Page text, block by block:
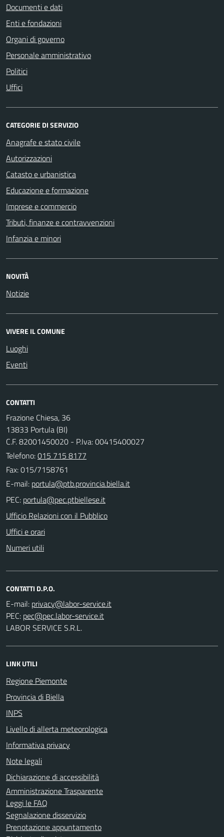
Documenti e dati
Enti e fondazioni
Organi di governo
Personale amministrativo
Politici
Uffici
CATEGORIE DI SERVIZIO
Anagrafe e stato civile
Autorizzazioni
Catasto e urbanistica
Educazione e formazione
Imprese e commercio
Tributi, finanze e contravvenzioni
Infanzia e minori
NOVITÀ
Notizie
VIVERE IL COMUNE
Luoghi
Eventi
CONTATTI
Frazione Chiesa, 36
13833 Portula (BI)
C.F. 82001450020 - P.Iva: 00415400027
Telefono:015 715 8177
Fax: 015/7158761
E-mail:
PEC:
Ufficio Relazioni con il Pubblico
Uffici e orari
Numeri utili
CONTATTI D.P.O.
E-mail:
PEC:
LABOR SERVICE S.R.L.
LINK UTILI
Regione Piemonte
Provincia di Biella
INPS
Livello di allerta meteorologica
Informativa privacy
Note legali
Dichiarazione di accessibilità
Amministrazione Trasparente
Leggi le FAQ
Segnalazione disservizio
Prenotazione appuntamento